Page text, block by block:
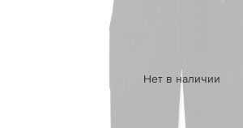
Нет в наличии